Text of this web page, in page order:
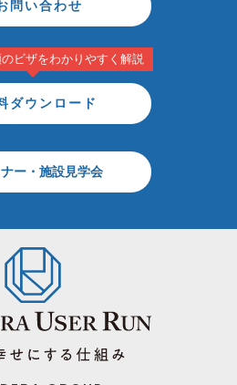
問い合わせ
ビザをわかりやすく解説
ダウンロード
ー・施設見学会